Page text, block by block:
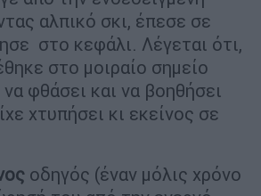
αλπικό σκι, έπεσε σε
στο κεφάλι. Λέγεται ότι,
στο μοιραίο σημείο
φθάσει και να βοηθήσει
χτυπήσει κι εκείνος σε
οδηγός (έναν μόλις χρόνο